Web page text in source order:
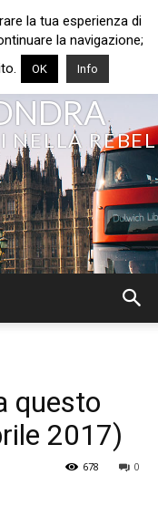
NELLA REBEL
questo
2017)
0
678
la tua esperienza di
la navigazione;
OK Info